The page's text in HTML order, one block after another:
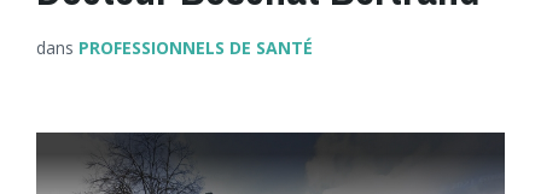
dans PROFESSIONNELS DE SANTÉ